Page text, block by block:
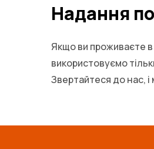
Надання
Якщо ви проживаєте в
використовуємо
Звертайтеся до нас,